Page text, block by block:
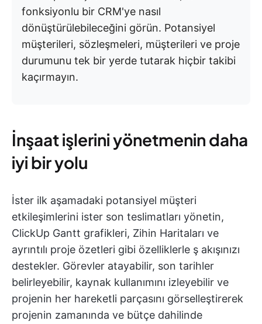
fonksiyonlu bir CRM'ye nasıl
dönüştürülebileceğini görün. Potansiyel
müşterileri, sözleşmeleri, müşterileri ve proje
durumunu tek bir yerde tutarak hiçbir takibi
kaçırmayın.
İnşaat işlerini yönetmenin daha
iyi bir yolu
İster ilk aşamadaki potansiyel müşteri
etkileşimlerini ister son teslimatları yönetin,
ClickUp Gantt grafikleri, Zihin Haritaları ve
ayrıntılı proje özetleri gibi özelliklerle ş akışınızı
destekler. Görevler atayabilir, son tarihler
belirleyebilir, kaynak kullanımını izleyebilir ve
projenin her hareketli parçasını görselleştirerek
projenin zamanında ve bütçe dahilinde